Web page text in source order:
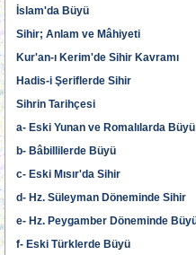
İslam'da Büyü
Sihir; Anlam ve Mâhiyeti
Kur'an-ı Kerim'de Sihir Kavramı
Hadis-i Şeriflerde Sihir
Sihrin Tarihçesi
a- Eski Yunan ve Romalılarda Büyü
b- Bâbillilerde Büyü
c- Eski Mısır'da Sihir
d- Hz. Süleyman Döneminde Sihir
e- Hz. Peygamber Döneminde
f- Eski Türklerde Büyü